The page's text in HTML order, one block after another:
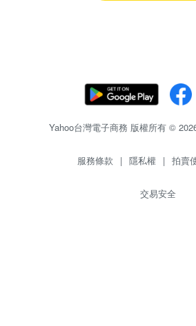
Yahoo台灣電子商務 版權所有 ©
服務條款 | 隱私權 | 拍賣
交易安全